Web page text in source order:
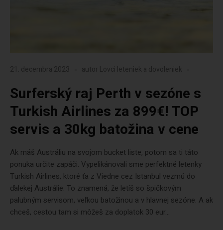
21. decembra 2023 autor Lovci leteniek a dovoleniek
Surferský raj Perth v sezóne s
Turkish Airlines za 899€! TOP
servis a 30kg batožina v cene
Ak máš Austráliu na svojom bucket liste, potom sa ti táto
ponuka určite zapáči. Vypelikánovali sme perfektné letenky
Turkish Airlines, ktoré ťa z Viedne cez Istanbul vezmú do
ďalekej Austrálie. To znamená, že letíš so špičkovým
palubným servisom, veľkou batožinou a v hlavnej sezóne. A ak
chceš, cestou tam si môžeš za doplatok 30 eur...